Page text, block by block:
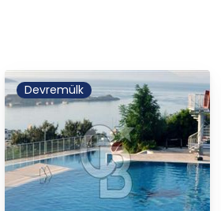
Devremülk